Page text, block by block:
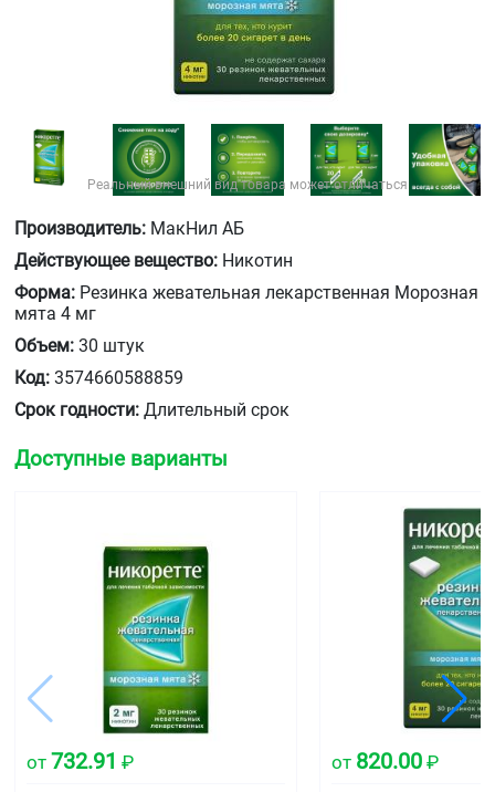
Реальный внешний вид товара может отличаться
Производитель: МакНил АБ
Действующее вещество: Никотин
Форма: Резинка жевательная лекарственная Морозная
мята 4 мг
Объем: 30 штук
Код: 3574660588859
Срок годности: Длительный срок
Доступные варианты
от 732.91 ₽ от 820.00 ₽